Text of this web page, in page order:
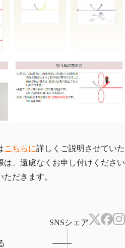
こちらに詳しくご説明させていた
は、遠慮なくお申し付けください
だきます。
SNSシェア